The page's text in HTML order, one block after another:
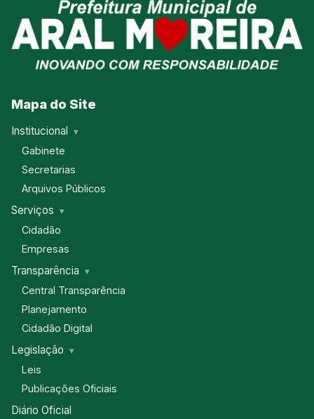
Mapa do Site
Institucional
Gabinete
Secretarias
Arquivos Públicos
Serviços
Cidadão
Empresas
Transparência
Central Transparência
Planejamento
Cidadão Digital
Legislação
Leis
Publicações Oficiais
Diário Oficial